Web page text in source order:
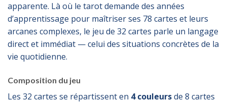
apparente. Là où le tarot demande des années
d’apprentissage pour maîtriser ses 78 cartes et leurs
arcanes complexes, le jeu de 32 cartes parle un langage
direct et immédiat — celui des situations concrètes de la
vie quotidienne.
Composition du jeu
Les 32 cartes se répartissent en 4 couleursde 8 cartes